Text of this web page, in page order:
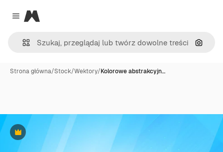
Close menu
Magnific
Szukaj
Strona główna/Stock/Wektory/Kolorowe abstrakcyjn…
Premium